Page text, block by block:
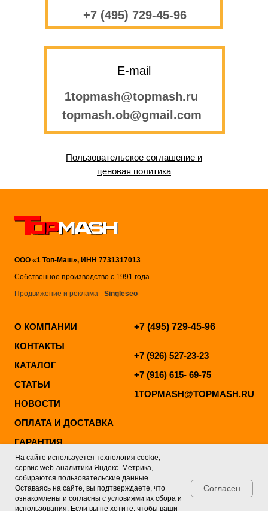
+7 (495) 729-45-96
E-mail
1topmash@topmash.ru
topmash.ob@gmail.com
Пользовательское соглашение и
ценовая политика
ООО «1 Топ-Маш», ИНН 7731317013
Собственное производство с 1991 года
Продвижение и реклама - Singleseo
О КОМПАНИИ
КОНТАКТЫ
КАТАЛОГ
СТАТЬИ
НОВОСТИ
ОПЛАТА И ДОСТАВКА
ГАРАНТИЯ
ВИДЕО ОБЗОРЫ
РЕКВИЗИТЫ
+7 (495) 729-45-96
+7 (926) 527-23-23
+7 (916) 615- 69-75
1TOPMASH@TOPMASH.RU
На сайте используется технология cookie,
сервис web-аналитики Яндекс. Метрика,
собираются пользовательские данные.
Оставаясь на сайте, вы подтверждаете, что
ознакомлены и согласны с условиями их сбора и
использования. Если вы не хотите, чтобы ваши
Согласен